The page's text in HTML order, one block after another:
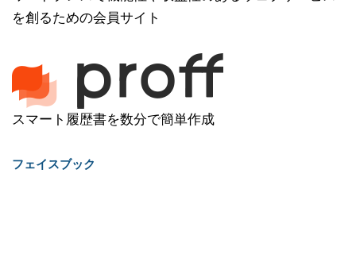
を創るための会員サイト
スマート履歴書を数分で簡単作成
フェイスブック